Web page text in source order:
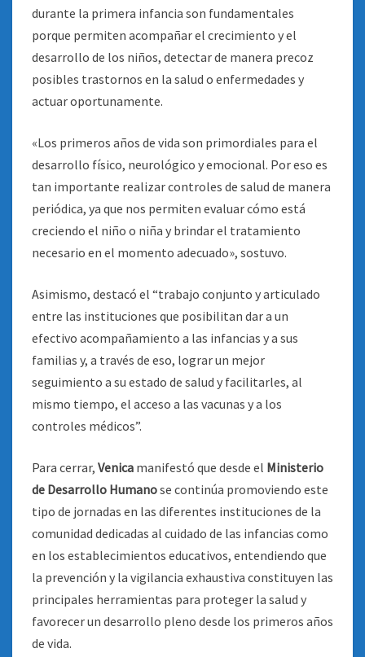
durante la primera infancia son fundamentales
porque permiten acompañar el crecimiento y el
desarrollo de los niños, detectar de manera precoz
posibles trastornos en la salud o enfermedades y
actuar oportunamente.
«Los primeros años de vida son primordiales para el
desarrollo físico, neurológico y emocional. Por eso es
tan importante realizar controles de salud de manera
periódica, ya que nos permiten evaluar cómo está
creciendo el niño o niña y brindar el tratamiento
necesario en el momento adecuado», sostuvo.
Asimismo, destacó el “trabajo conjunto y articulado
entre las instituciones que posibilitan dar a un
efectivo acompañamiento a las infancias y a sus
familias y, a través de eso, lograr un mejor
seguimiento a su estado de salud y facilitarles, al
mismo tiempo, el acceso a las vacunas y a los
controles médicos”.
Para cerrar, Venica manifestó que desde el Ministerio
de Desarrollo Humanose continúa promoviendo este
tipo de jornadas en las diferentes instituciones de la
comunidad dedicadas al cuidado de las infancias como
en los establecimientos educativos, entendiendo que
la prevención y la vigilancia exhaustiva constituyen las
principales herramientas para proteger la salud y
favorecer un desarrollo pleno desde los primeros años
de vida.